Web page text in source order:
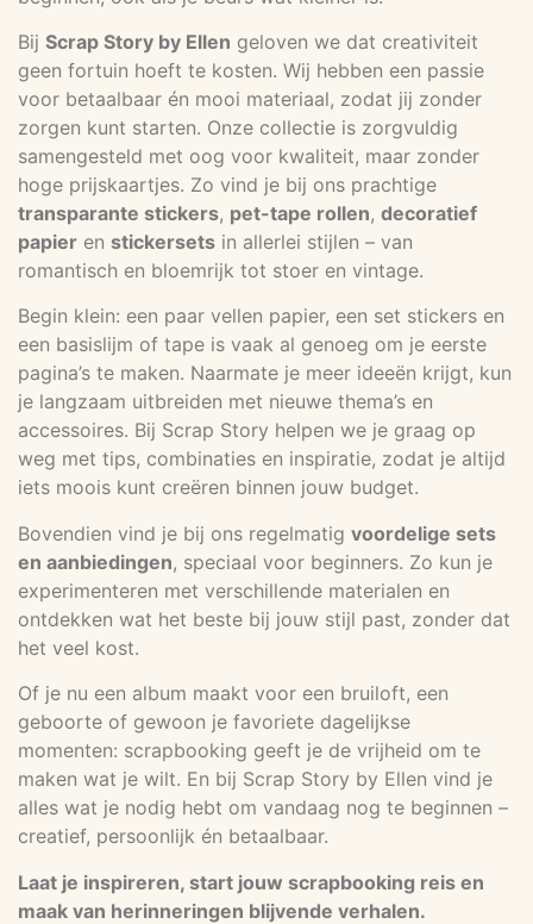
Bij Scrap Story by Ellen geloven we dat creativiteit
geen fortuin hoeft te kosten. Wij hebben een passie
voor betaalbaar én mooi materiaal, zodat jij zonder
zorgen kunt starten. Onze collectie is zorgvuldig
samengesteld met oog voor kwaliteit, maar zonder
hoge prijskaartjes. Zo vind je bij ons prachtige
transparante stickers, pet-tape rollen, decoratief
papier en stickersets in allerlei stijlen – van
romantisch en bloemrijk tot stoer en vintage.
Begin klein: een paar vellen papier, een set stickers en
een basislijm of tape is vaak al genoeg om je eerste
pagina’s te maken. Naarmate je meer ideeën krijgt, kun
je langzaam uitbreiden met nieuwe thema’s en
accessoires. Bij Scrap Story helpen we je graag op
weg met tips, combinaties en inspiratie, zodat je altijd
iets moois kunt creëren binnen jouw budget.
Bovendien vind je bij ons regelmatig voordelige sets
en aanbiedingen, speciaal voor beginners. Zo kun je
experimenteren met verschillende materialen en
ontdekken wat het beste bij jouw stijl past, zonder dat
het veel kost.
Of je nu een album maakt voor een bruiloft, een
geboorte of gewoon je favoriete dagelijkse
momenten: scrapbooking geeft je de vrijheid om te
maken wat je wilt. En bij Scrap Story by Ellen vind je
alles wat je nodig hebt om vandaag nog te beginnen –
creatief, persoonlijk én betaalbaar.
Laat je inspireren, start jouw scrapbooking reis en
maak van herinneringen blijvende verhalen.